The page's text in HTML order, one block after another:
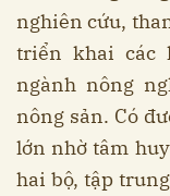
nghiên cứu,
triển khai các
ngành nông
nông sản. Có
lớn nhờ tâm
hai bộ, tập